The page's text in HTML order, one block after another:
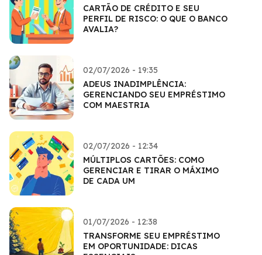
CARTÃO DE CRÉDITO E SEU
PERFIL DE RISCO: O QUE O BANCO
AVALIA?
02/07/2026 - 19:35
ADEUS INADIMPLÊNCIA:
GERENCIANDO SEU EMPRÉSTIMO
COM MAESTRIA
02/07/2026 - 12:34
MÚLTIPLOS CARTÕES: COMO
GERENCIAR E TIRAR O MÁXIMO
DE CADA UM
01/07/2026 - 12:38
TRANSFORME SEU EMPRÉSTIMO
EM OPORTUNIDADE: DICAS